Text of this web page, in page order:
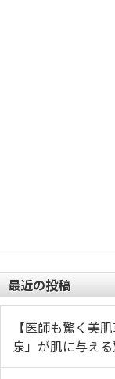
最近の投稿
【医師も驚く美
泉」が肌に与え